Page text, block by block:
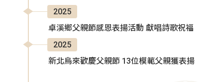
2025
卓溪鄉父親節感恩表揚活動 獻唱詩歌祝福
2025
新北烏來歡慶父親節 13位模範父親獲表揚